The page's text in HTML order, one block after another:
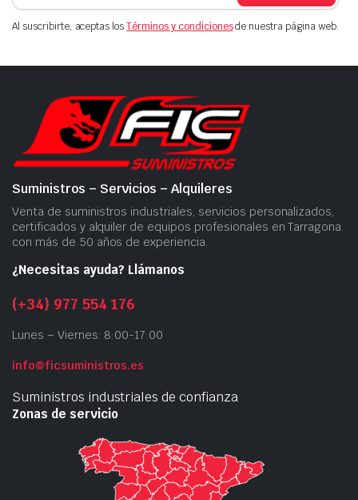
Al suscribirte, aceptas losTérminos y condicionesde nuestra página web.
Suministros – Servicios – Alquileres
Venta de suministros industriales, servicios personalizados,
certificados y alquiler de equipos profesionales en Tarragona
con más de 50 años de experiencia.
¿Necesitas ayuda? Llámanos
(+34) 977 554 176
Lunes – Viernes: 8:00-17:00
info@ficsuministros.es
Suministros industriales de confianza
Zonas de servicio